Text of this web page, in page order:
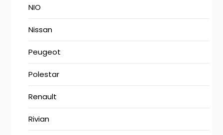
NIO
Nissan
Peugeot
Polestar
Renault
Rivian